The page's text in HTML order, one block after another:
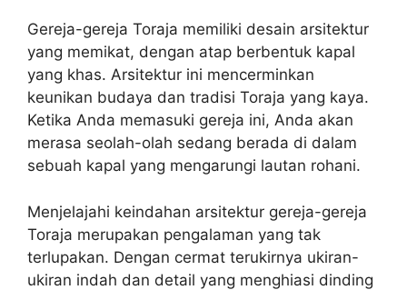
Gereja-gereja Toraja memiliki desain arsitektur
yang memikat, dengan atap berbentuk kapal
yang khas. Arsitektur ini mencerminkan
keunikan budaya dan tradisi Toraja yang kaya.
Ketika Anda memasuki gereja ini, Anda akan
merasa seolah-olah sedang berada di dalam
sebuah kapal yang mengarungi lautan rohani.
Menjelajahi keindahan arsitektur gereja-gereja
Toraja merupakan pengalaman yang tak
terlupakan. Dengan cermat terukirnya ukiran-
ukiran indah dan detail yang menghiasi dinding